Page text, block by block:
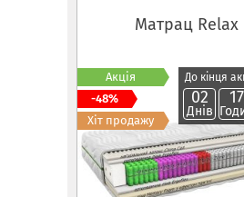
Матрац Relax
До кінця
02
Днів
17
Акція
-48%
Хіт продажу